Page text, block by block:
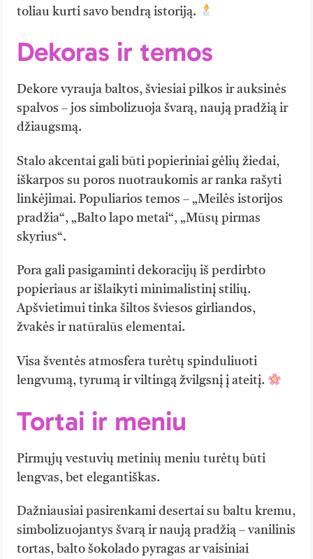
toliau kurti savo bendrą istoriją.
Dekoras ir temos
Dekore vyrauja baltos, šviesiai pilkos ir auksinės
spalvos – jos simbolizuoja švarą, naują pradžią ir
džiaugsmą.
Stalo akcentai gali būti popieriniai gėlių žiedai,
iškarpos su poros nuotraukomis ar ranka rašyti
linkėjimai. Populiarios temos – „Meilės istorijos
pradžia“, „Balto lapo metai“, „Mūsų pirmas
skyrius“.
Pora gali pasigaminti dekoracijų iš perdirbto
popieriaus ar išlaikyti minimalistinį stilių.
Apšvietimui tinka šiltos šviesos girliandos,
žvakės ir natūralūs elementai.
Visa šventės atmosfera turėtų spinduliuoti
lengvumą, tyrumą ir viltingą žvilgsnį į ateitį.
Tortai ir meniu
Pirmųjų vestuvių metinių meniu turėtų būti
lengvas, bet elegantiškas.
Dažniausiai pasirenkami desertai su baltu kremu,
simbolizuojantys švarą ir naują pradžią – vanilinis
tortas, balto šokolado pyragas ar vaisiniai